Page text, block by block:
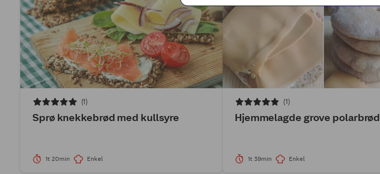
(1)
Sprø knekkebrød med kullsyre
1t 20min Enkel
(1)
Hjemmelagde grove polarbrød
1t 39min Enkel